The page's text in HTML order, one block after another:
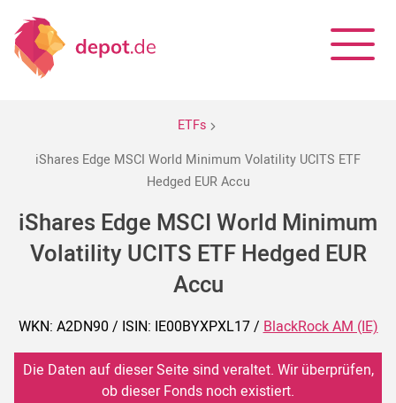
ETFs
iShares Edge MSCI World Minimum Volatility UCITS ETF
Hedged EUR Accu
iShares Edge MSCI World Minimum
Volatility UCITS ETF Hedged EUR
Accu
WKN: A2DN90 / ISIN: IE00BYXPXL17 /BlackRock AM (IE)
Die Daten auf dieser Seite sind veraltet. Wir überprüfen,
ob dieser Fonds noch existiert.